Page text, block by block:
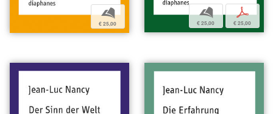
b
€ 25,00
b
€ 25,00
p
€ 25,00